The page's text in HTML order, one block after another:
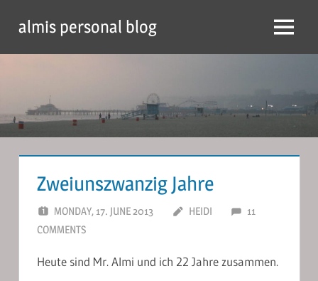
content
almis personal blog Menu
Zweiunszwanzig Jahre
MONDAY, 17. JUNE 2013 HEIDI
11
COMMENTS
Heute sind Mr. Almi und ich 22 Jahre zusammen.